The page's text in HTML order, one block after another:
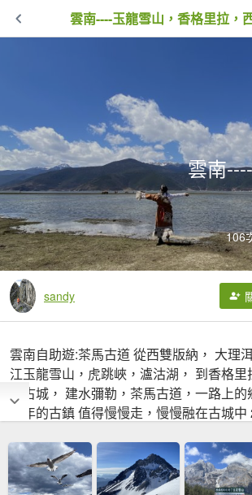
雲南----玉龍雪山，香格里拉，
雲南
106
sandy
雲南自助遊:茶馬古道 從西雙版納， 大理
江玉龍雪山，虎跳峽，瀘沽湖， 到香格
宗古城， 建水彌勒，茶馬古道，一路上
千年的古鎮 值得慢慢走，慢慢融在古城